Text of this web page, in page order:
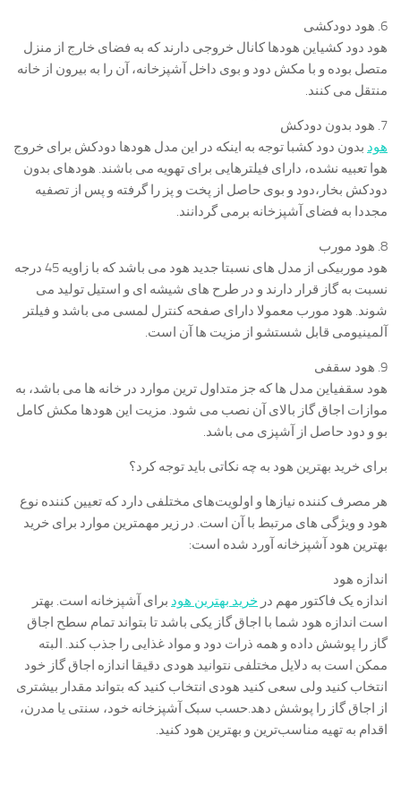
6. هود دودکشی
هود دود کشیاین هودها کانال خروجی دارند که به فضای خارج از منزل
متصل بوده و با مکش دود و بوی داخل آشپزخانه، آن را به بیرون از خانه
منتقل می کنند.
7. هود بدون دودکش
هود بدون دود کشبا توجه به اینکه در این مدل هودها دودکش برای خروج
هوا تعبیه نشده، دارای فیلترهایی برای تهویه می باشند. هودهای بدون
دودکش بخار،دود و بوی حاصل از پخت و پز را گرفته و پس از تصفیه
مجددا به فضای آشپزخانه برمی گردانند.
8. هود مورب
هود موربیکی از مدل های نسبتا جدید هود می باشد که با زاویه 45 درجه
نسبت به گاز قرار دارند و در طرح های شیشه ای و استیل تولید می
شوند. هود مورب معمولا دارای صفحه کنترل لمسی می باشد و فیلتر
آلمینیومی قابل شستشو از مزیت ها آن است.
9. هود سقفی
هود سقفیاین مدل ها که جز متداول ترین موارد در خانه ها می باشد، به
موازات اجاق گاز بالای آن نصب می شود. مزیت این هودها مکش کامل
بو و دود حاصل از آشپزی می باشد.
برای خرید بهترین هود به چه نکاتی باید توجه کرد؟
هر مصرف کننده نیازها و اولویت‌‌های مختلفی دارد که تعیین کننده نوع
هود و ویژگی های مرتبط با آن است. در زیر مهمترین موارد برای خرید
بهترین هود آشپزخانه آورد شده است:
اندازه هود
اندازه یک فاکتور مهم در خرید بهترین هود برای آشپزخانه است. بهتر
است اندازه هود شما با اجاق گاز یکی باشد تا بتواند تمام سطح اجاق
گاز را پوشش داده و همه ذرات دود و مواد غذایی را جذب کند. البته
ممکن است به دلایل مختلفی نتوانید هودی دقیقا اندازه اجاق گاز خود
انتخاب کنید ولی سعی کنید هودی انتخاب کنید که بتواند مقدار بیشتری
از اجاق گاز را پوشش دهد.حسب سبک آشپزخانه خود، سنتی یا مدرن،
اقدام به تهیه مناسب‌ترین و بهترین هود کنید.